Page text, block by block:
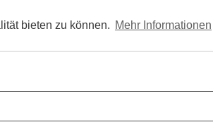
bieten zu können. Mehr Informationen
Kostenlos registrieren